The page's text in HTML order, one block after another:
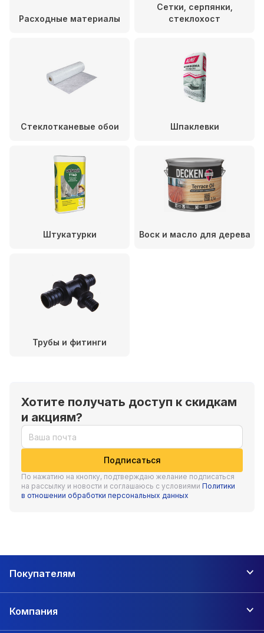
Расходные материалы
Сетки, серпянки,
стеклохост
Стеклотканевые обои Шпаклевки
Штукатурки Воск и масло для дерева
Трубы и фитинги
Хотите получать доступ к скидкам
и акциям?
Подписаться
По нажатию на кнопку, подтверждаю желание подписаться
на рассылку и новости и соглашаюсь с условиями Политики
в отношении обработки персональных данных
Покупателям
Компания